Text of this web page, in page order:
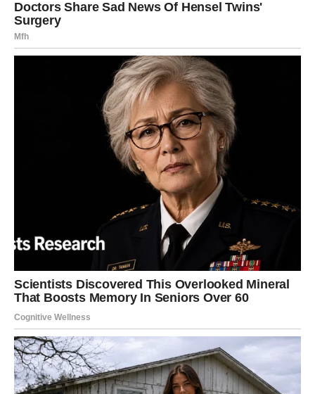
vremena ostaje nedostižna. Vrijedno je promatrati svoju
okolinu; mogu biti izvanredni pojedinci pri ruci, koji posjeduju
neupadljiv izgled i skromna financijska sredstva.
Nemojte bježati od samorefleksije i propitivanja ispunjavate li